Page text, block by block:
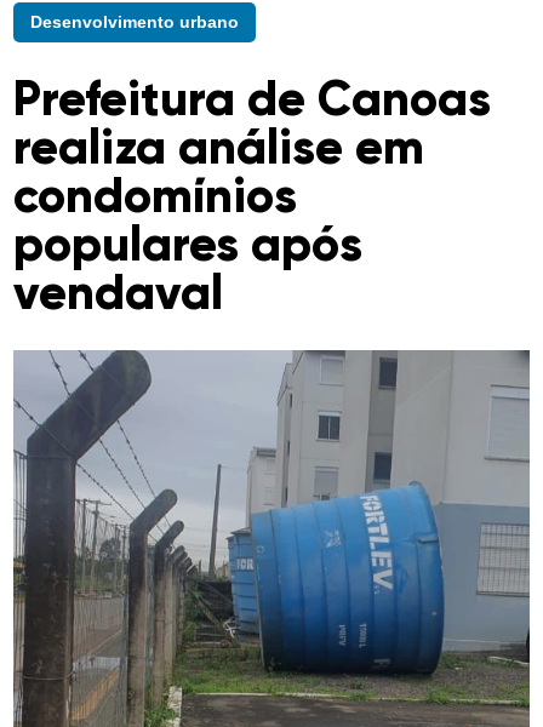
Desenvolvimento urbano
Prefeitura de Canoas
realiza análise em
condomínios
populares após
vendaval